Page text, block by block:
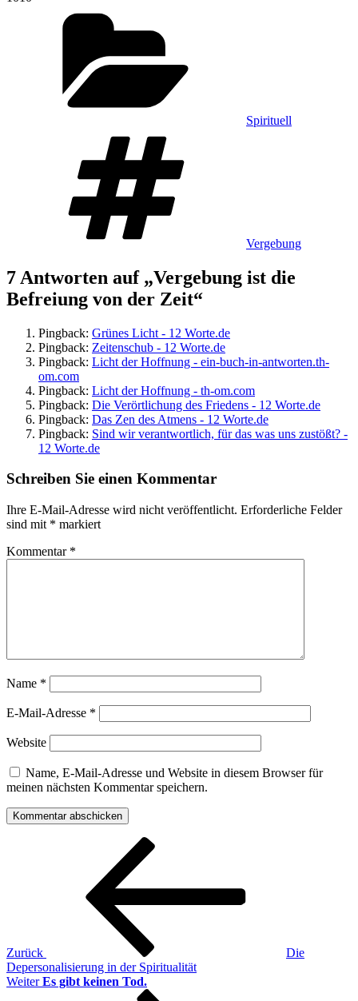
Spirituell
Vergebung
7 Antworten auf „Vergebung ist die
Befreiung von der Zeit“
Pingback: Grünes Licht - 12 Worte.de
Pingback: Zeitenschub - 12 Worte.de
Pingback: Licht der Hoffnung - ein-buch-in-antworten.th-
om.com
Pingback: Licht der Hoffnung - th-om.com
Pingback: Die Verörtlichung des Friedens - 12 Worte.de
Pingback: Das Zen des Atmens - 12 Worte.de
Pingback: Sind wir verantwortlich, für das was uns zustößt? -
12 Worte.de
Schreiben Sie einen Kommentar
Ihre E-Mail-Adresse wird nicht veröffentlicht. Erforderliche Felder
sind mit * markiert
Kommentar *
Name *
E-Mail-Adresse *
Website
Name, E-Mail-Adresse und Website in diesem Browser für
meinen nächsten Kommentar speichern.
Beitragsnavigation
Zurück
Die
Depersonalisierung in der Spiritualität
Nächster
Weiter Es gibt keinen Tod.